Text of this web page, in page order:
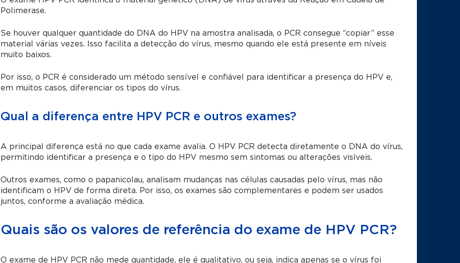
Polimerase.
Se houver qualquer quantidade do DNA do HPV na amostra analisada, o PCR consegue “copiar” esse
material várias vezes. Isso facilita a detecção do vírus, mesmo quando ele está presente em níveis
muito baixos.
Por isso, o PCR é considerado um método sensível e confiável para identificar a presença do HPV e,
em muitos casos, diferenciar os tipos do vírus.
Qual a diferença entre HPV PCR e outros exames?
A principal diferença está no que cada exame avalia. O HPV PCR detecta diretamente o DNA do vírus,
permitindo identificar a presença e o tipo do HPV mesmo sem sintomas ou alterações visíveis.
Outros exames, como o papanicolau, analisam mudanças nas células causadas pelo vírus, mas não
identificam o HPV de forma direta. Por isso, os exames são complementares e podem ser usados
juntos, conforme a avaliação médica.
Quais são os valores de referência do exame de HPV PCR?
O exame de HPV PCR não mede quantidade, ele é qualitativo, ou seja, indica apenas se o vírus foi